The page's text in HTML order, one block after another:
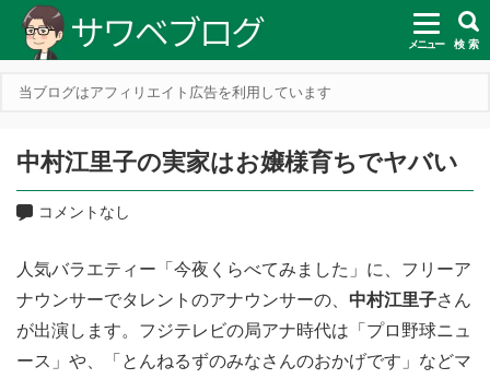
メニュー 検 索
当ブログはアフィリエイト広告を利用しています
中村江里子の実家はお嬢様育ちでヤバい
コメントなし
人気バラエティー「今夜くらべてみました」に、フリーア
ナウンサーでタレントのアナウンサーの、 中村江里子さん
が出演します。フジテレビの局アナ時代は「プロ野球ニュ
ース」や、「とんねるずのみなさんのおかげです」などマ